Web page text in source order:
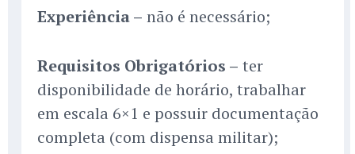
Experiência – não é necessário;
Requisitos Obrigatórios – ter
disponibilidade de horário, trabalhar
em escala 6×1 e possuir documentação
completa (com dispensa militar);